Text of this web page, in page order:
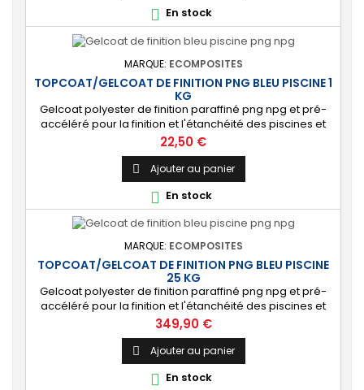
 En stock
MARQUE: ECOMPOSITES
TOPCOAT/GELCOAT DE FINITION PNG BLEU PISCINE 1
KG
Gelcoat polyester de finition paraffiné png npg et pré-
accéléré pour la finition et l'étanchéité des piscines et
bassins. [Finition] : Fournit une couche extérieure lisse
brillante qualité immersion. [Étanche] : Étanchéifie votre
stratification résine et fibre de verre. Livré avec son
catalyseur PMEC 2 cl
Prix
22,50 €
 Ajouter au panier
 En stock
MARQUE: ECOMPOSITES
TOPCOAT/GELCOAT DE FINITION PNG BLEU PISCINE
25 KG
Gelcoat polyester de finition paraffiné png npg et pré-
accéléré pour la finition et l'étanchéité des piscines et
bassins. [Finition] : Fournit une couche extérieure lisse
brillante qualité immersion. [Étanche] : Étanchéifie votre
stratification résine et fibre de verre. Livré avec son
catalyseur PMEC 50 cl
Prix
349,90 €
 Ajouter au panier
 En stock